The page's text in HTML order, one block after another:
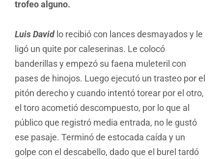
trofeo alguno.
Luis Davidlo recibió con lances desmayados y le
ligó un quite por caleserinas. Le colocó
banderillas y empezó su faena muleteril con
pases de hinojos. Luego ejecutó un trasteo por el
pitón derecho y cuando intentó torear por el otro,
el toro acometió descompuesto, por lo que al
público que registró media entrada, no le gustó
ese pasaje. Terminó de estocada caída y un
golpe con el descabello, dado que el burel tardó